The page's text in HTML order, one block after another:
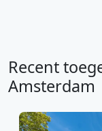
Recent
Amsterdam